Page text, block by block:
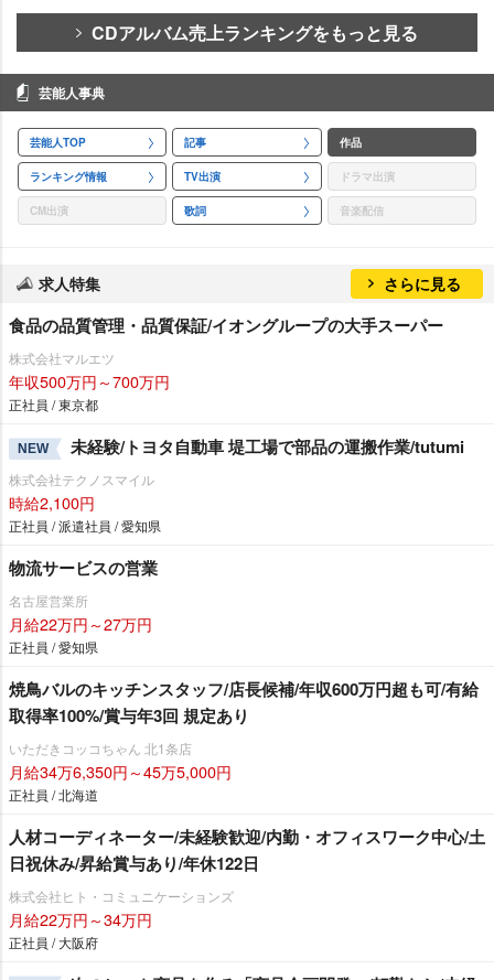
CDアルバム売上ランキングをもっと見る
芸能人事典
芸能人TOP 記事 作品
ランキング情報 TV出演 ドラマ出演
CM出演 歌詞 音楽配信
求人特集 さらに見る
食品の品質管理・品質保証/イオングループの大手スーパー
株式会社マルエツ
年収500万円～700万円
正社員 / 東京都
NEW 未経験/トヨタ自動車 堤工場で部品の運搬作業/tutumi
株式会社テクノスマイル
時給2,100円
正社員 / 派遣社員 / 愛知県
物流サービスの営業
名古屋営業所
月給22万円～27万円
正社員 / 愛知県
焼鳥バルのキッチンスタッフ/店長候補/年収600万円超も可/有給
取得率100%/賞与年3回 規定あり
いただきコッコちゃん 北1条店
月給34万6,350円～45万5,000円
正社員 / 北海道
人材コーディネーター/未経験歓迎/内勤・オフィスワーク中心/土
日祝休み/昇給賞与あり/年休122日
株式会社ヒト・コミュニケーションズ
月給22万円～34万円
正社員 / 大阪府